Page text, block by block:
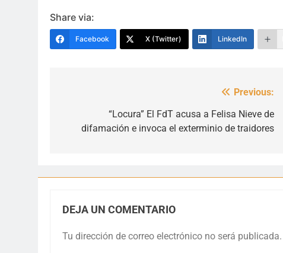
Share via:
Facebook X (Twitter) LinkedIn
Previous:
“Locura” El FdT acusa a Felisa Nieve de
difamación e invoca el exterminio de traidores
DEJA UN COMENTARIO
Tu dirección de correo electrónico no será publicada.